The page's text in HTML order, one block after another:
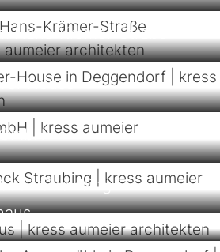
Hans-Krämer-Straße
House
Straubing